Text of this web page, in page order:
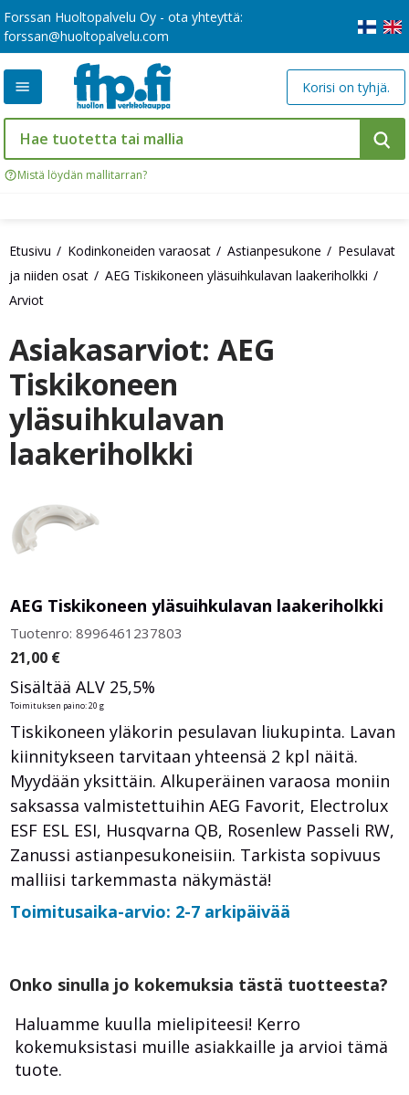
Forssan Huoltopalvelu Oy - ota yhteyttä:
forssan@huoltopalvelu.com
Mistä löydän mallitarran?
Korisi on tyhjä.
Etusivu Kodinkoneiden varaosat Astianpesukone
Pesulavat
ja niiden osat
AEG Tiskikoneen yläsuihkulavan laakeriholkki
Arviot
Asiakasarviot: AEG
Tiskikoneen
yläsuihkulavan
laakeriholkki
AEG Tiskikoneen yläsuihkulavan laakeriholkki
Tuotenro: 8996461237803
21,00 €
Sisältää ALV 25,5%
Toimituksen paino: 20 g
Tiskikoneen yläkorin pesulavan liukupinta. Lavan
kiinnitykseen tarvitaan yhteensä 2 kpl näitä.
Myydään yksittäin. Alkuperäinen varaosa moniin
saksassa valmistettuihin AEG Favorit, Electrolux
ESF ESL ESI, Husqvarna QB, Rosenlew Passeli RW,
Zanussi astianpesukoneisiin. Tarkista sopivuus
malliisi tarkemmasta näkymästä!
Toimitusaika-arvio: 2-7 arkipäivää
Onko sinulla jo kokemuksia tästä tuotteesta?
Haluamme kuulla mielipiteesi! Kerro
kokemuksistasi muille asiakkaille ja arvioi tämä
tuote.